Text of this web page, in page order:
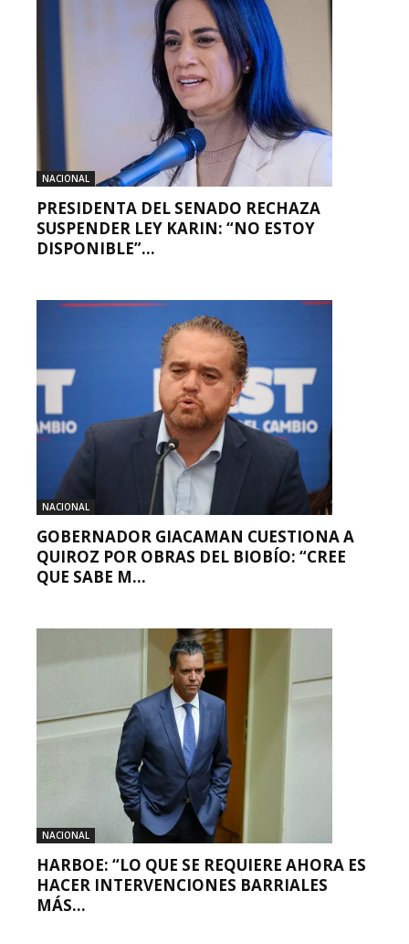
NACIONAL
PRESIDENTA DEL SENADO RECHAZA
SUSPENDER LEY KARIN: “NO ESTOY
DISPONIBLE”...
NACIONAL
GOBERNADOR GIACAMAN CUESTIONA A
QUIROZ POR OBRAS DEL BIOBÍO: “CREE
QUE SABE M...
NACIONAL
HARBOE: “LO QUE SE REQUIERE AHORA ES
HACER INTERVENCIONES BARRIALES
MÁS...